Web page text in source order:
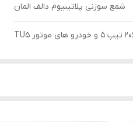
شمع سوزنی پلاتینیوم دالف المان